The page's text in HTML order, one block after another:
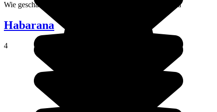
Wie geschaffen für die Übernachtung vor der Safari: Tissa
Habarana
4